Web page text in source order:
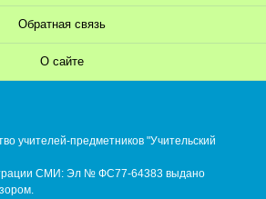
Обратная связь
О сайте
учителей-предметников "Учительский
СМИ: Эл № ФС77-64383 выдано